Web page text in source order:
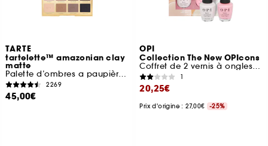
TARTE
tartelette™ amazonian clay
matte
Palette d’ombres a paupières aux tons froids
2269
45,00€
OPI
Collection The New OPIcons
Coffret de 2 vernis à ongles tenue jusqu'à 7 jours
1
20,25€
Prix d'origine : 27,00€ -25%